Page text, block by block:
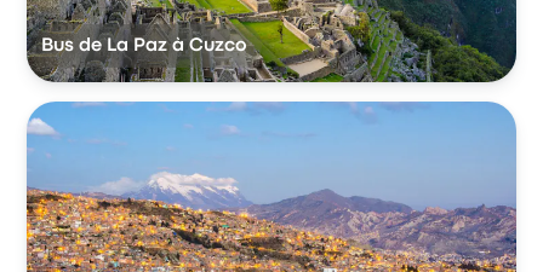
Bus de La Paz à Cuzco